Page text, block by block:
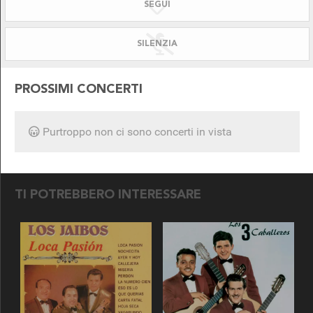
SEGUI
SILENZIA
PROSSIMI CONCERTI
Purtroppo non ci sono concerti in vista
TI POTREBBERO INTERESSARE
SEGUICI SU